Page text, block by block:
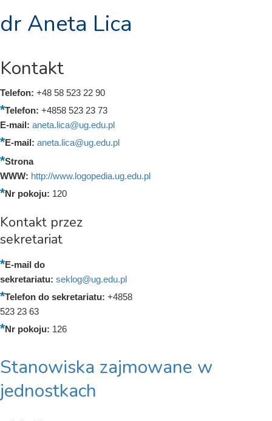
dr Aneta Lica
Kontakt
Telefon: +48 58 523 22 90
Telefon: +4858 523 23 73
E-mail: aneta.lica@ug.edu.pl
E-mail: aneta.lica@ug.edu.pl
Strona
WWW: http://www.logopedia.ug.edu.pl
Nr pokoju: 120
Kontakt przez
sekretariat
E-mail do
sekretariatu: seklog@ug.edu.pl
Telefon do sekretariatu: +4858
523 23 63
Nr pokoju: 126
Stanowiska zajmowane w
jednostkach